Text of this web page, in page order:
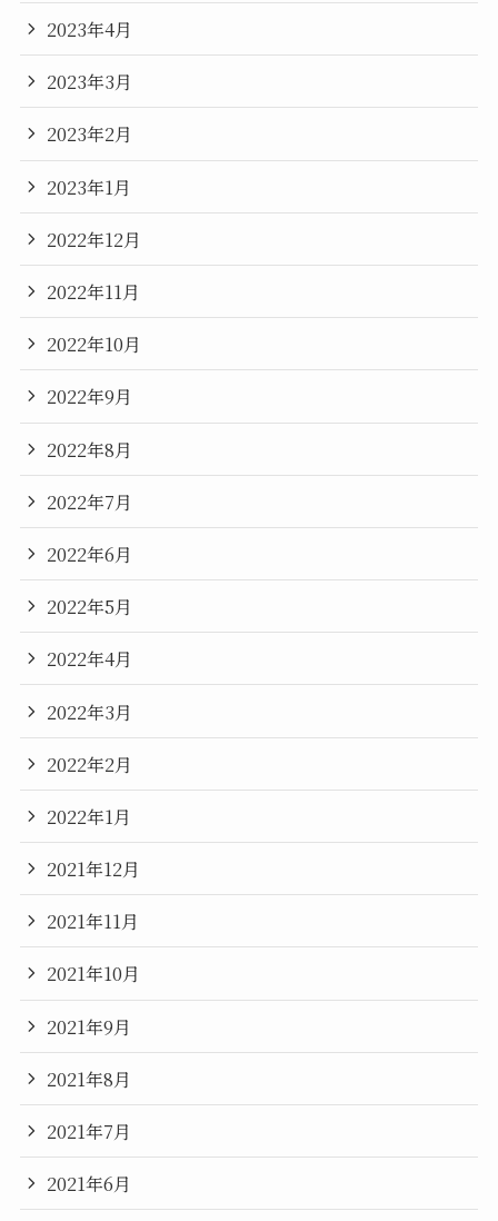
2023年4月
2023年3月
2023年2月
2023年1月
2022年12月
2022年11月
2022年10月
2022年9月
2022年8月
2022年7月
2022年6月
2022年5月
2022年4月
2022年3月
2022年2月
2022年1月
2021年12月
2021年11月
2021年10月
2021年9月
2021年8月
2021年7月
2021年6月